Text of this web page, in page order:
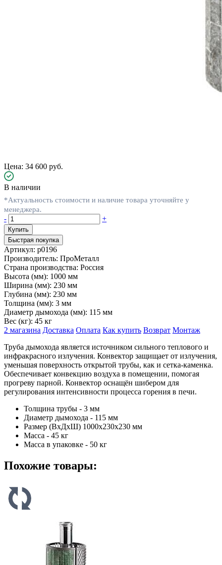
Цена: 34 600 руб.
В наличии
*Актуальность стоимости и наличие товара уточняйте у
менеджера.
-
+
Быстрая покупка
Артикул: p0196
Производитель: ПроМеталл
Страна производства: Россия
Высота (мм): 1000 мм
Ширина (мм): 230 мм
Глубина (мм): 230 мм
Толщина (мм): 3 мм
Диаметр дымохода (мм): 115 мм
Вес (кг): 45 кг
2 магазина Доставка Оплата Как купить Возврат Монтаж
Труба дымохода является источником сильного теплового и
инфракрасного излучения. Конвектор защищает от излучения,
уменьшая поверхность открытой трубы, как и сетка-каменка.
Обеспечивает конвекцию воздуха в помещении, помогая
прогреву парной. Конвектор оснащён шибером для
регулирования интенсивности процесса горения в печи.
Толщина трубы - 3 мм
Диаметр дымохода - 115 мм
Размер (ВхДхШ) 1000х230х230 мм
Масса - 45 кг
Масса в упаковке - 50 кг
Похожие товары: